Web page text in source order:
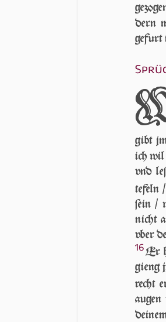
dern
gefurt
gibt
ich
vnd
tefeln
ſein /
nicht
vber
16Er
gieng
recht
augen